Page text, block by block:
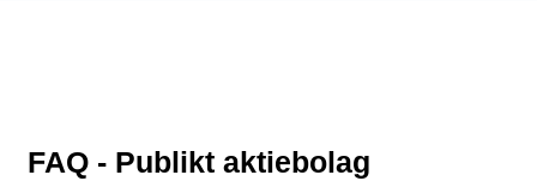
FAQ - Publikt aktiebolag